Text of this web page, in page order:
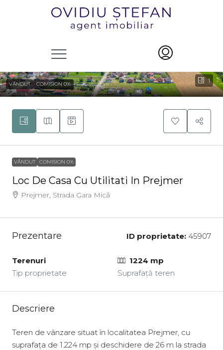
1
VÂNDUT COMISION 0%
VÂNDUT COMISION 0%
Loc De Casa Cu Utilitati In Prejmer
Prejmer, Strada Gara Mică
Prezentare ID proprietate: 45907
Terenuri
Tip proprietate
1224 mp
Suprafață teren
Descriere
Teren de vânzare situat în localitatea Prejmer, cu
suprafața de 1.224 mp și deschidere de 26 m la strada